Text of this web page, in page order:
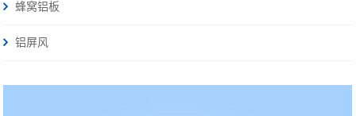
蜂窝铝板
铝屏风